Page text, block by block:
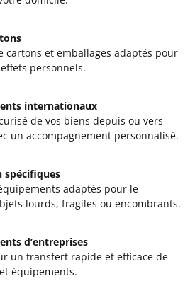
cartons et emballages adaptés pour
personnels.
internationaux
de vos biens depuis ou vers
un accompagnement personnalisé.
spécifiques
adaptés pour le
lourds, fragiles ou encombrants.
d’entreprises
un transfert rapide et efficace de
équipements.